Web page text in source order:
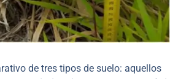
de tres tipos de suelo: aquellos